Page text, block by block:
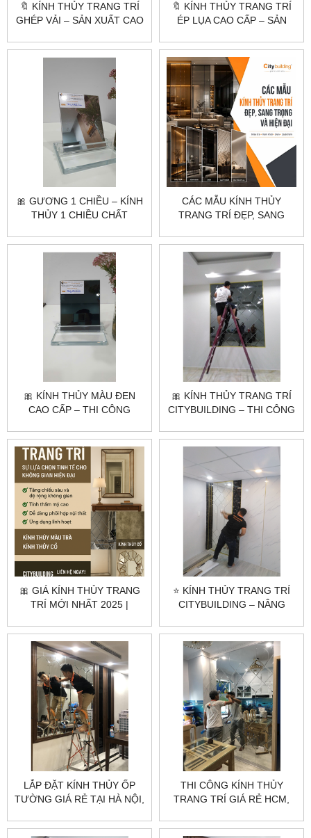
🔖 KÍNH THỦY TRANG TRÍ
GHÉP VẢI – SẢN XUẤT CAO
CITYBUILDING
🔖 KÍNH THỦY TRANG TRÍ
ÉP LỤA CAO CẤP – SẢN
CITYBUILDING
🎀 GƯƠNG 1 CHIỀU – KÍNH
THỦY 1 CHIỀU CHẤT
CITYBUILDING
CÁC MẪU KÍNH THỦY
TRANG TRÍ ĐẸP, SANG
🎀 KÍNH THỦY MÀU ĐEN
CAO CẤP – THI CÔNG
CITYBUILDING
🎀 KÍNH THỦY TRANG TRÍ
CITYBUILDING – THI CÔNG
XƯỞNG
🎀 GIÁ KÍNH THỦY TRANG
TRÍ MỚI NHẤT 2025 |
NHANH
⭐ KÍNH THỦY TRANG TRÍ
CITYBUILDING – NÂNG
TRỌNG ⭐
LẮP ĐẶT KÍNH THỦY ỐP
TƯỜNG GIÁ RẺ TẠI HÀ NỘI,
THI CÔNG KÍNH THỦY
TRANG TRÍ GIÁ RẺ HCM,